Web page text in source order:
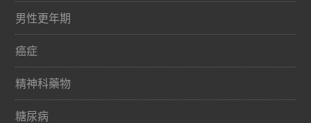
男性更年期
癌症
精神科藥物
糖尿病